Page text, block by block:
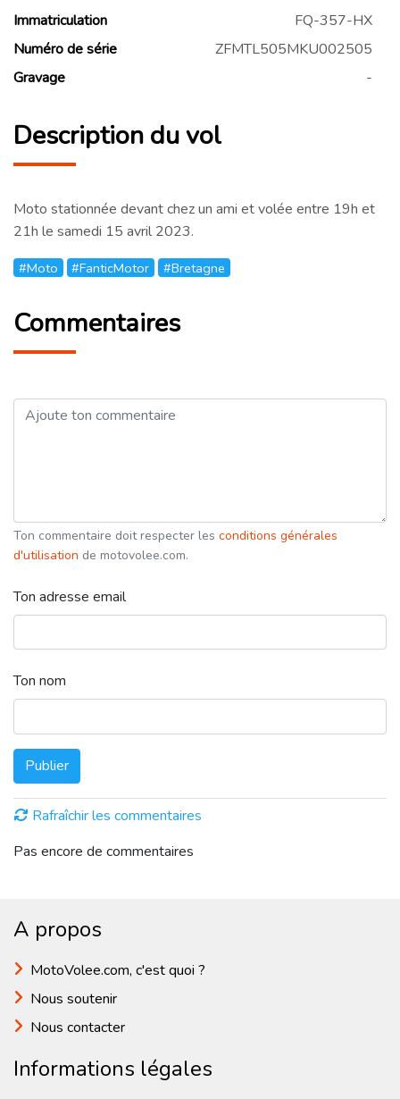
Immatriculation
FQ-357-HX
Numéro de série
ZFMTL505MKU002505
Gravage
-
Description du vol
Moto stationnée devant chez un ami et volée entre 19h et
21h le samedi 15 avril 2023.
#Moto #FanticMotor #Bretagne
Commentaires
Ton commentaire doit respecter les conditions générales
d'utilisation de motovolee.com.
Ton adresse email
Ton nom
Publier
Rafraîchir les commentaires
Pas encore de commentaires
A propos
MotoVolee.com, c'est quoi ?
Nous soutenir
Nous contacter
Informations légales